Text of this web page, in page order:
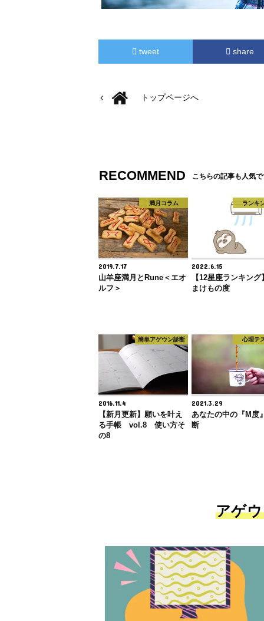
tweet share
トップページへ
RECOMMEND こちらの記事も人気
満月コラム
2019.7.17
山羊座満月とRune＜エオ
ルフ＞
ランキ
2022.6.15
【12星座ランキング
まけもの度
簡単アゲウン診断
2016.11.4
【新月更新】願いを叶え
る手帳 vol.8 使い方そ
の8
心理テ
2021.3.29
あなたの中の『M度
断
アゲ